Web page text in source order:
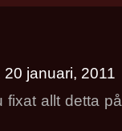
20 januari, 2011
fixat allt detta